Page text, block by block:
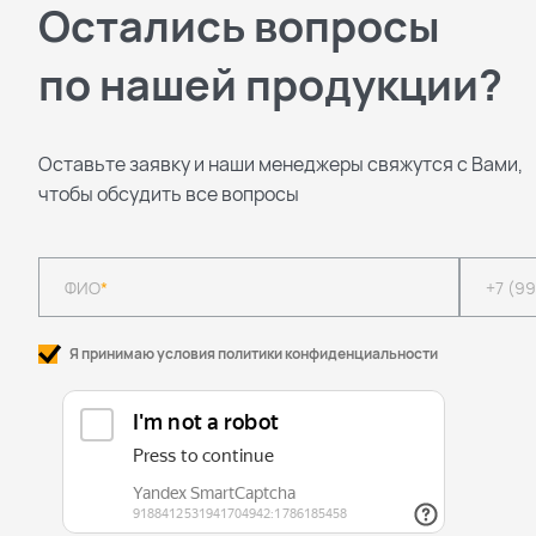
Остались вопросы
по нашей продукции?
Оставьте заявку и наши менеджеры свяжутся с Вами,
чтобы обсудить все вопросы
ФИО* +7
Я принимаю условия политики конфиденциальности